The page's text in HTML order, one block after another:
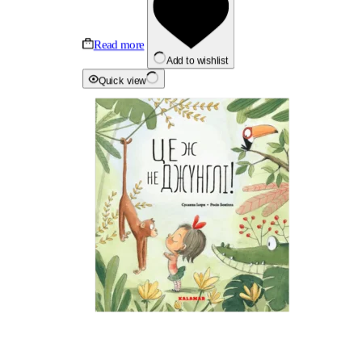
Read more
Add to wishlist
Quick view